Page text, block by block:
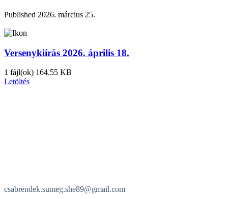
Published 2026. március 25.
Versenykiírás 2026. április 18.
1 fájl(ok) 164.55 KB
Letöltés
csabrendek.sumeg.she89@gmail.com